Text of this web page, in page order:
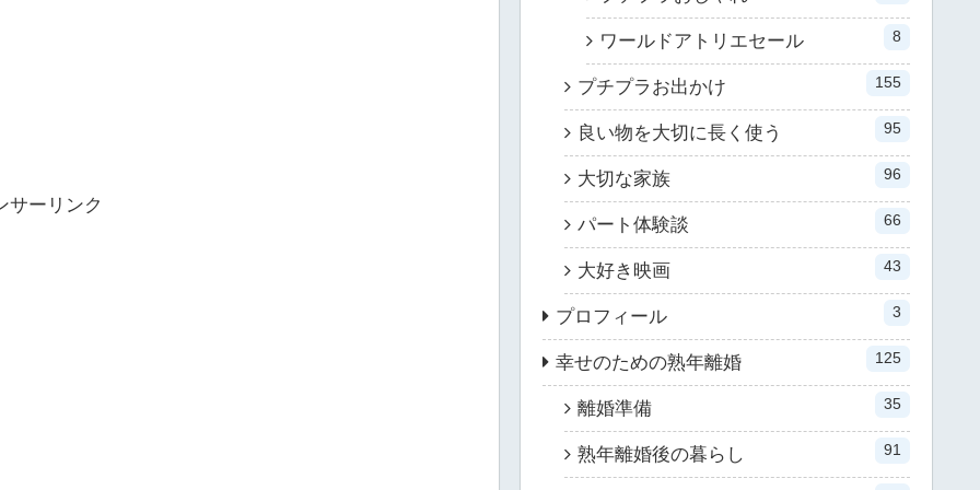
サーリンク
ワールドアトリエセール 8
プチプラお出かけ 155
良い物を大切に長く使う 95
大切な家族 96
パート体験談 66
大好き映画 43
プロフィール 3
幸せのための熟年離婚 125
離婚準備 35
熟年離婚後の暮らし 91